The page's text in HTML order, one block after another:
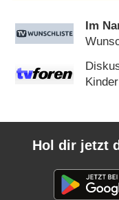
Im
Hol dir jetzt